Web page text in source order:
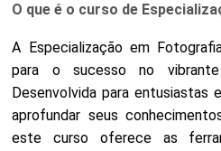
O que é o curso de
A Especialização em
para o sucesso no
Desenvolvida para entusiastas
aprofundar seus
este curso oferece as